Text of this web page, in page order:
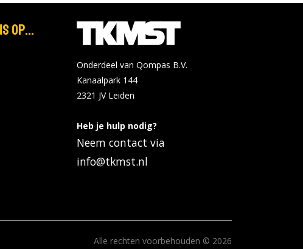
op...
Onderdeel van Qompas B.V.
Kanaalpark 144
2321 JV Leiden
Heb je hulp nodig?
Neem contact via
info@tkmst.nl
Alle rechten voorbehouden © 2026